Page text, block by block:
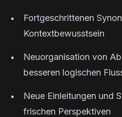
Fortgeschrittenen
Kontextbewusstsein
Neuorganisation von
besseren logischen
Neue Einleitungen und
frischen Perspektiven